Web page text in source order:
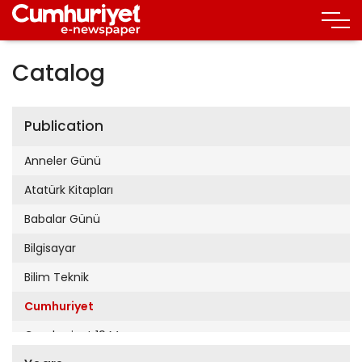
Catalog
Publication
Anneler Günü
Atatürk Kitapları
Babalar Günü
Bilgisayar
Bilim Teknik
Cumhuriyet
Cumhuriyet 19 Mayıs